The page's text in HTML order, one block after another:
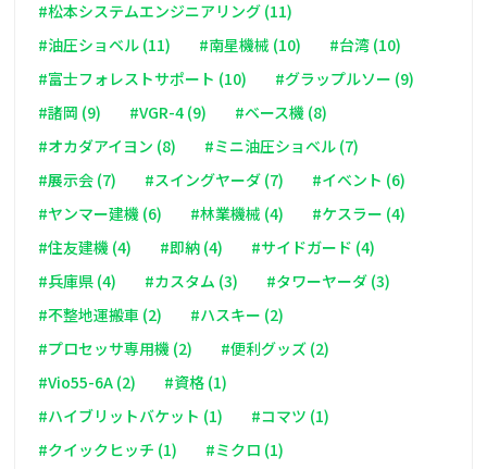
#松本システムエンジニアリング (11)
#油圧ショベル (11)
#南星機械 (10)
#台湾 (10)
#富士フォレストサポート (10)
#グラップルソー (9)
#諸岡 (9)
#VGR-4 (9)
#ベース機 (8)
#オカダアイヨン (8)
#ミニ油圧ショベル (7)
#展示会 (7)
#スイングヤーダ (7)
#イベント (6)
#ヤンマー建機 (6)
#林業機械 (4)
#ケスラー (4)
#住友建機 (4)
#即納 (4)
#サイドガード (4)
#兵庫県 (4)
#カスタム (3)
#タワーヤーダ (3)
#不整地運搬車 (2)
#ハスキー (2)
#プロセッサ専用機 (2)
#便利グッズ (2)
#Vio55-6A (2)
#資格 (1)
#ハイブリットバケット (1)
#コマツ (1)
#クイックヒッチ (1)
#ミクロ (1)